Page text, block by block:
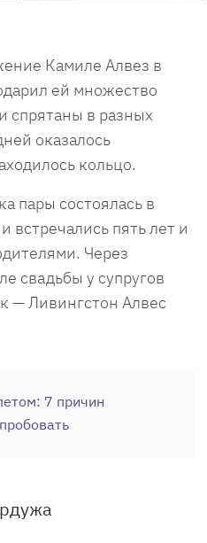
Камиле Алвез в
ей множество
спрятаны в разных
оказалось
кольцо.
пары состоялась в
встречались пять лет и
Через
свадьбы у супругов
— Ливингстон Алвес
7 причин